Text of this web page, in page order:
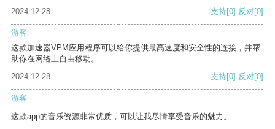
2024-12-28
支持[0] 反对[0]
游客
这款加速器VPM应用程序可以给你提供最高速度和安全性的连接，并帮
助你在网络上自由移动。
2024-12-28
支持[0] 反对[0]
游客
这款app的音乐资源非常优质，可以让我尽情享受音乐的魅力。